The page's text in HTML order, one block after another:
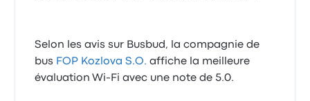
Selon les avis sur Busbud, la compagnie de
bus FOP Kozlova S.O. affiche la meilleure
évaluation Wi-Fi avec une note de 5.0.